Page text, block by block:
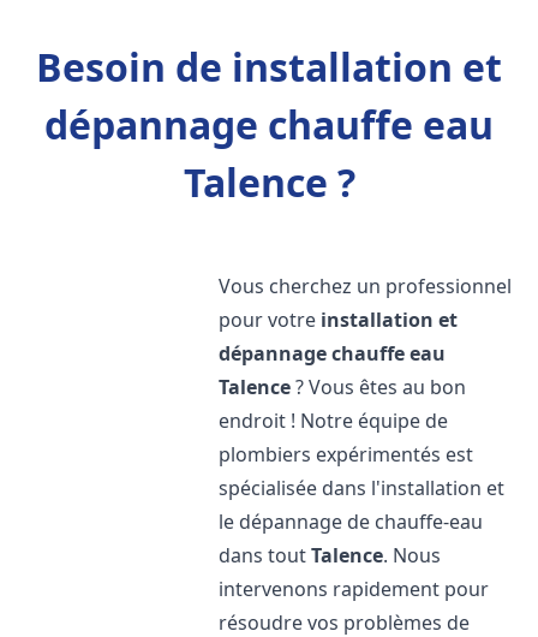
Besoin de installation et
dépannage chauffe eau
Talence ?
Vous cherchez un professionnel
pour votre installation et
dépannage chauffe eau
Talence? Vous êtes au bon
endroit ! Notre équipe de
plombiers expérimentés est
spécialisée dans l'installation et
le dépannage de chauffe-eau
dans toutTalence. Nous
intervenons rapidement pour
résoudre vos problèmes de